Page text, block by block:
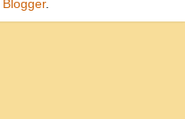
Blogger.